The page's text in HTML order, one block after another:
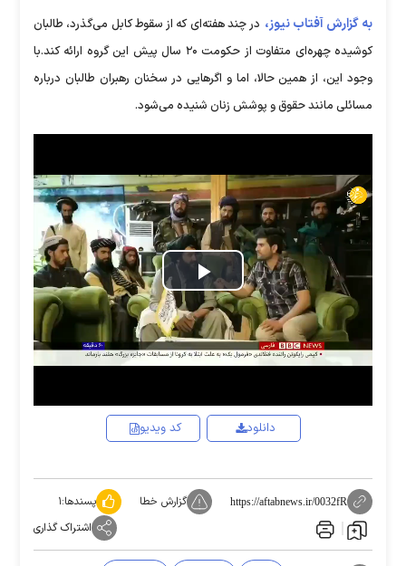
به گزارش آفتاب نیوز، در چند هفته‌ای که از سقوط کابل می‌گذرد، طالبان
کوشیده چهره‌ای متفاوت از حکومت ۲۰ سال پیش این گروه ارائه کند.با
وجود این، از همین حالا، اما و اگر‌هایی در سخنان رهبران طالبان درباره
مسائلی مانند حقوق و پوشش زنان شنیده می‌شود.
Play
Video
کد ویدیو دانلود
https://aftabnews.ir/0032fR گزارش خطا پسندها:۱
اشتراک گذاری